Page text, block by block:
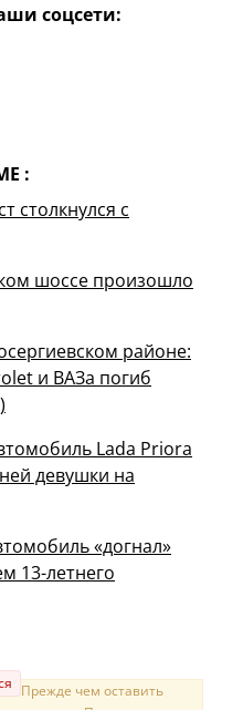
соцсети:
:
столкнулся с
шоссе произошло
районе:
и ВАЗа погиб
Lada Priora
девушки на
«догнал»
13-летнего
Прежде чем оставить